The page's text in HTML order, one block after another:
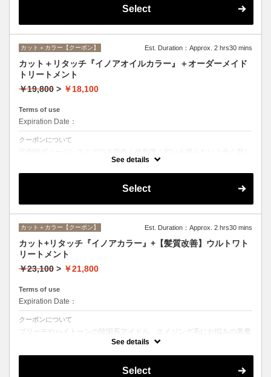
Select
カット＋カラー【クーポン】 Est. Duration：Approx. 2 hrs30 mins
カット＋リタッチ『イノアオイルカラー』＋オーダーメイド
トリートメント
￥19,800 > ￥18,100
Terms of use
Expiration Date：
クーポンについて
い処方のイノアオイルカラーのセットメニュー☆
See details
Select
カット＋カラー【クーポン】 Est. Duration：Approx. 2 hrs30 mins
カット+リタッチ『イノアカラー』+【髪質改善】ウルトワト
リートメント
￥23,100 > ￥21,800
Terms of use
Expiration Date：
クーポンについて
ブリーチやハイトーンの韓国系アイドル、エイジング毛にお悩みの美魔
女も夢中！全ての世代、髪質、メニューに対応できる髪質改善トリート
See details
Select